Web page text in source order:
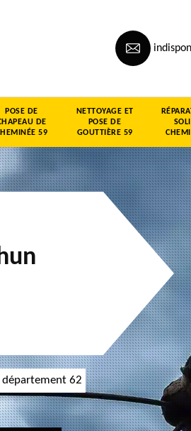
POSE DE
DE
59
NETTOYAGE ET
POSE DE
GOUTTIÈRE 59
département 62